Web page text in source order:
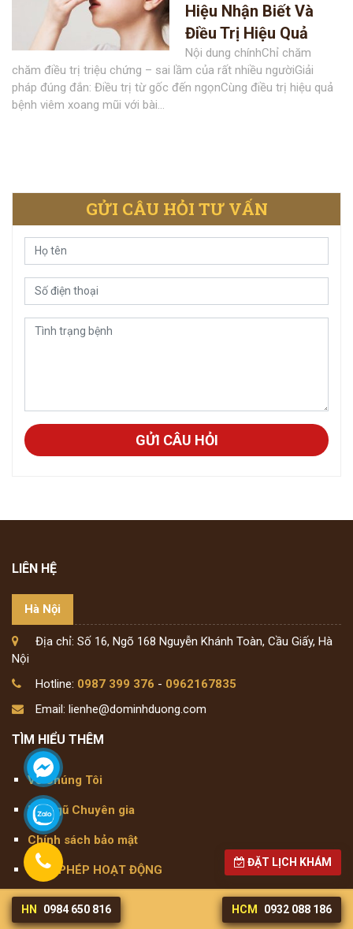
Hiệu Nhận Biết Và
Điều Trị Hiệu Quả
Nội dung chínhChỉ chăm
chăm điều trị triệu chứng – sai lầm của rất nhiều ngườiGiải
pháp đúng đắn: Điều trị từ gốc đến ngọnCùng điều trị hiệu quả
bệnh viêm xoang mũi với bài...
GỬI CÂU HỎI TƯ VẤN
GỬI CÂU HỎI
LIÊN HỆ
Hà Nội
Địa chỉ: Số 16, Ngõ 168 Nguyễn Khánh Toàn, Cầu Giấy, Hà
Nội
Hotline: 0987 399 376 - 0962167835
Email: lienhe@dominhduong.com
TÌM HIỂU THÊM
Về Chúng Tôi
Đội ngũ Chuyên gia
Chính sách bảo mật
GIẤY PHÉP HOẠT ĐỘNG
Chính sách điều khoản
KẾT NỐI
HN 0984 650 816 HCM 0932 088 186
ĐẶT LỊCH KHÁM